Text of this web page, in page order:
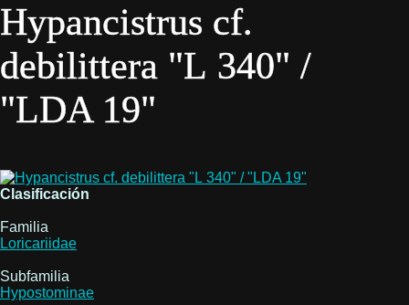
Hypancistrus cf.
debilittera "L 340" /
"LDA 19"
Clasificación
Familia
Loricariidae
Subfamilia
Hypostominae